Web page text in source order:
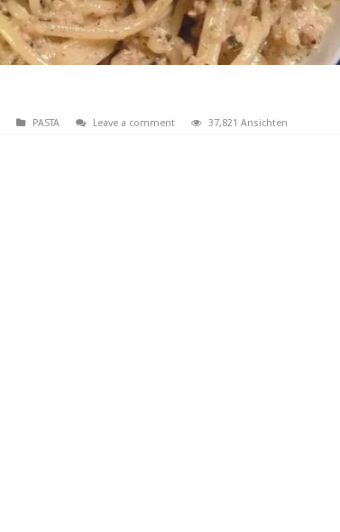
PASTA Leave a comment 37,821 Ansichten